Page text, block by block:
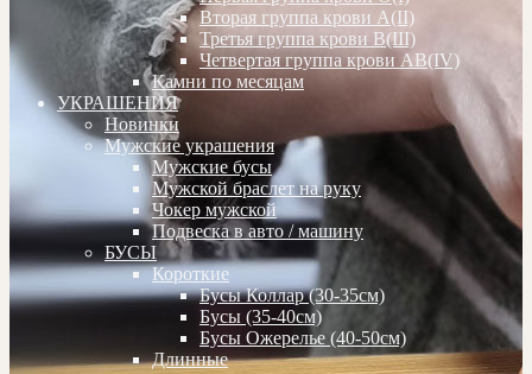
Вторая группа крови А(II)
Третья группа крови В(III)
Четвертая группа крови АВ(IV)
Камни по месяцам
УКРАШЕНИЯ
Новинки
Мужские украшения
Мужские бусы
Мужской браслет на руку
Чокер мужской
Подвеска в авто / машину
БУСЫ
Короткие
Бусы Коллар (30-35см)
Бусы (35-40см)
Бусы Ожерелье (40-50см)
Длинные